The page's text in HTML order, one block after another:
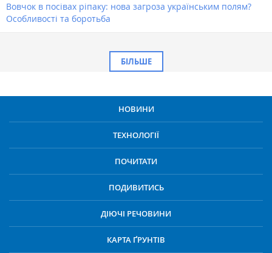
Вовчок в посівах ріпаку: нова загроза українським полям?
Особливості та боротьба
БІЛЬШЕ
НОВИНИ
ТЕХНОЛОГІЇ
ПОЧИТАТИ
ПОДИВИТИСЬ
ДІЮЧІ РЕЧОВИНИ
КАРТА ҐРУНТІВ